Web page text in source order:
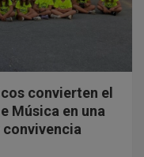
convierten el
Música en una